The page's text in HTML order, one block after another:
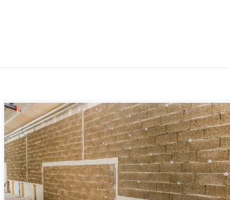
Zbyt duża emisja CO₂ do środowiska jest równie
poważnym problemem, jak olbrzymia góra odpadów
powstająca w wyniku źle rozkładających się […]